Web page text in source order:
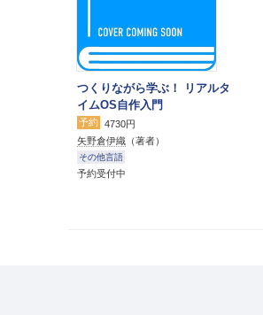
つくりながら学ぶ！ リアルタ
イムOS自作入門
予約 4730円
矢野倉伊織 （著者）
その他言語
予約受付中